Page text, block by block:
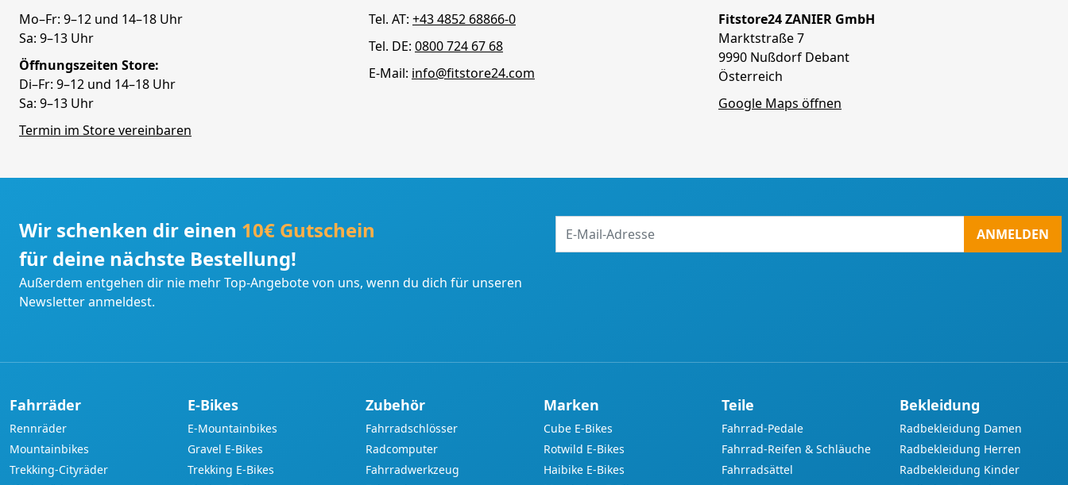
Mo–Fr: 9–12 und 14–18 Uhr
Sa: 9–13 Uhr
Öffnungszeiten Store:
Di–Fr: 9–12 und 14–18 Uhr
Sa: 9–13 Uhr
Termin im Store vereinbaren
Tel. AT: +43 4852 68866-0
Tel. DE: 0800 724 67 68
E-Mail: info@fitstore24.com
Fitstore24 ZANIER GmbH
Marktstraße 7
9990 Nußdorf Debant
Österreich
Google Maps öffnen
Wir schenken dir einen 10€ Gutschein
für deine nächste Bestellung!
Außerdem entgehen dir nie mehr Top-Angebote von uns, wenn du dich für unseren
Newsletter anmeldest.
Mail-
ANMELDEN
Fahrräder
Rennräder
Mountainbikes
Trekking-Cityräder
E-Bikes
E-Mountainbikes
Gravel E-Bikes
Trekking E-Bikes
Zubehör
Fahrradschlösser
Radcomputer
Fahrradwerkzeug
Marken
Cube E-Bikes
Rotwild E-Bikes
Haibike E-Bikes
Teile
Fahrrad-Pedale
Fahrrad-Reifen & Schläuche
Fahrradsättel
Bekleidung
Radbekleidung Damen
Radbekleidung Herren
Radbekleidung Kinder